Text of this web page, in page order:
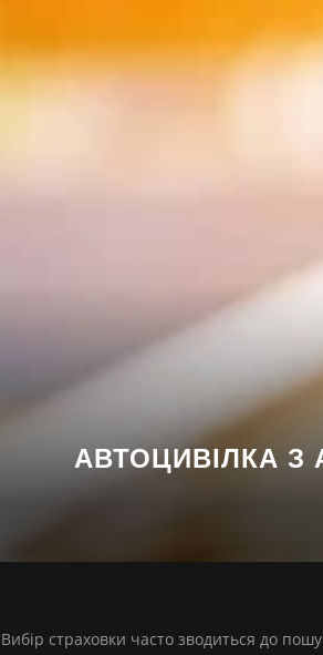
АВТОЦИВІЛКА
Вибір страховки часто зводиться до